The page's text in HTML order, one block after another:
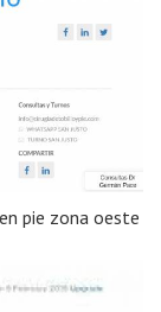
pie zona oeste